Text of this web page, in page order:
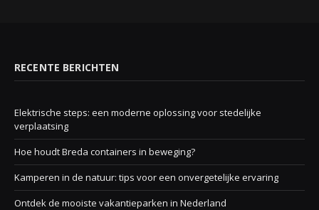
RECENTE BERICHTEN
Elektrische steps: een moderne oplossing voor stedelijke
verplaatsing
Hoe houdt Breda containers in beweging?
Kamperen in de natuur: tips voor een onvergetelijke ervaring
Ontdek de mooiste vakantieparken in Nederland